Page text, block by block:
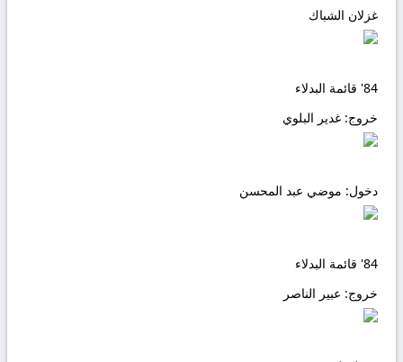
غزلان الشباك
84' قائمة البدلاء
خروج: غدير البلوي
دخول: موضي عبد المحسن
84' قائمة البدلاء
خروج: عبير الناصر